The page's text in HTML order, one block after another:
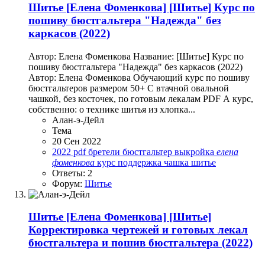
Шитье [Елена Фоменкова] [Шитье] Курс по
пошиву бюстгальтера "Надежда" без
каркасов (2022)
Автор: Елена Фоменкова Название: [Шитье] Курс по
пошиву бюстгальтера "Надежда" без каркасов (2022)
Автор: Елена Фоменкова Обучающий курс по пошиву
бюстгальтеров размером 50+ С втачной овальной
чашкой, без косточек, по готовым лекалам PDF А курс,
собственно: о технике шитья из хлопка...
Алан-э-Дейл
Тема
20 Сен 2022
2022 pdfбретели бюстгальтер выкройка елена
фоменкова курс поддержка чашка шитье
Ответы: 2
Форум: Шитье
Шитье [Елена Фоменкова] [Шитье]
Корректировка чертежей и готовых лекал
бюстгальтера и пошив бюстгальтера (2022)